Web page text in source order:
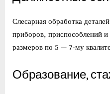
Слесарная обработка
приборов, приспособлений
размеров по 5 — 7-му
Образование,